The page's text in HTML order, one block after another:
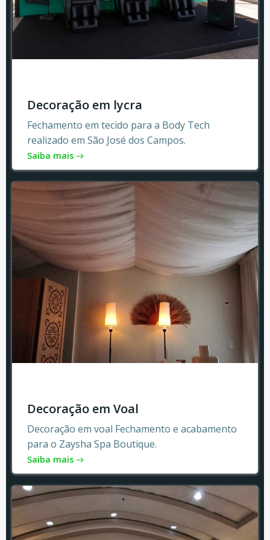
Decoração em lycra
Fechamento em tecido para a Body Tech
realizado em São José dos Campos.
Saiba mais
Decoração em Voal
Decoração em voal Fechamento e acabamento
para o Zaysha Spa Boutique.
Saiba mais